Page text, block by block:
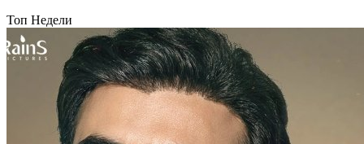
Топ Недели